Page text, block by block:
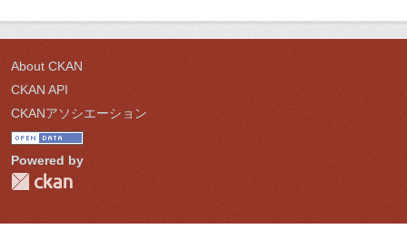
About CKAN
CKAN API
CKANアソシエーション
Powered by